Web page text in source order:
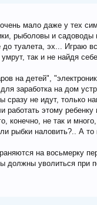
мало даже у тех
рыболовы и
туалета, эх... Играю
так и не найдя
на детей",
заработка на дом
не идут, только
этому
не так и
рыбки наловить?.. А
на восьмерку
должны уволиться при